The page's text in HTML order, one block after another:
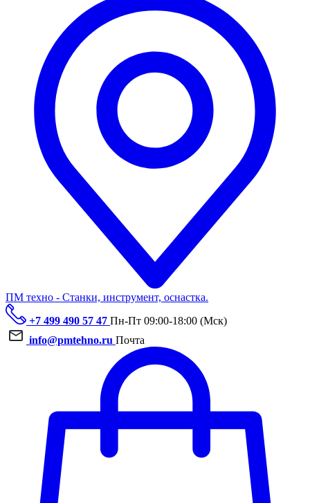
ПМ техно - Станки, инструмент, оснастка.
+7 499 490 57 47 Пн-Пт 09:00-18:00 (Мск)
info@pmtehno.ru Почта